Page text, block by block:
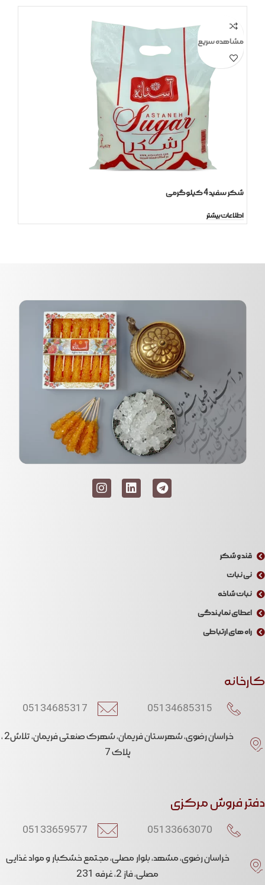
مشاهده سریع
شکر سفید 4 کیلوگرمی
اطلاعات بیشتر
قند و شکر
نی نبات
نبات شاخه
اعطای نمایندگی
راه های ارتباطی
کارخانه
05134685315​
05134685317
خراسان رضوی، شهرستان فریمان، شهرک صنعتی فریمان، تلاش2 ،
پلاک 7
دفتر فروش مرکزی
05133663070​
05133659577
خراسان رضوی، مشهد، بلوار مصلی، مجتمع خشکبار و مواد غذایی
مصلی، فاز 2، غرفه 231